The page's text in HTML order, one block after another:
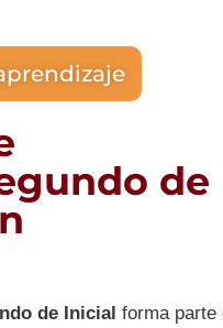
de
de Inicial forma parte